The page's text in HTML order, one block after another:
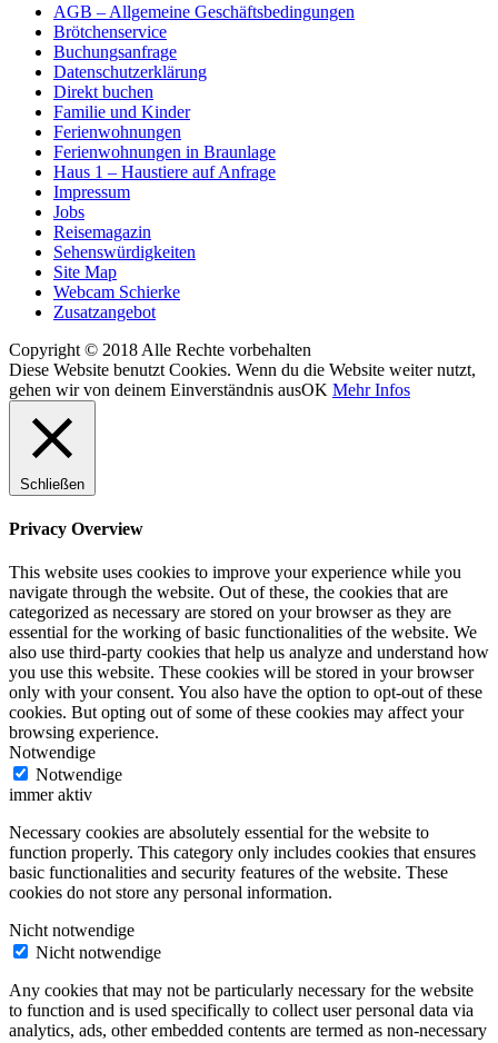
AGB – Allgemeine Geschäftsbedingungen
Brötchenservice
Buchungsanfrage
Datenschutzerklärung
Direkt buchen
Familie und Kinder
Ferienwohnungen
Ferienwohnungen in Braunlage
Haus 1 – Haustiere auf Anfrage
Impressum
Jobs
Reisemagazin
Sehenswürdigkeiten
Site Map
Webcam Schierke
Zusatzangebot
Copyright © 2018 Alle Rechte vorbehalten
Diese Website benutzt Cookies. Wenn du die Website weiter nutzt,
gehen wir von deinem Einverständnis ausOK Mehr Infos
Schließen
Privacy Overview
This website uses cookies to improve your experience while you
navigate through the website. Out of these, the cookies that are
categorized as necessary are stored on your browser as they are
essential for the working of basic functionalities of the website. We
also use third-party cookies that help us analyze and understand how
you use this website. These cookies will be stored in your browser
only with your consent. You also have the option to opt-out of these
cookies. But opting out of some of these cookies may affect your
browsing experience.
Notwendige
Notwendige
immer aktiv
Necessary cookies are absolutely essential for the website to
function properly. This category only includes cookies that ensures
basic functionalities and security features of the website. These
cookies do not store any personal information.
Nicht notwendige
Nicht notwendige
Any cookies that may not be particularly necessary for the website
to function and is used specifically to collect user personal data via
analytics, ads, other embedded contents are termed as non-necessary